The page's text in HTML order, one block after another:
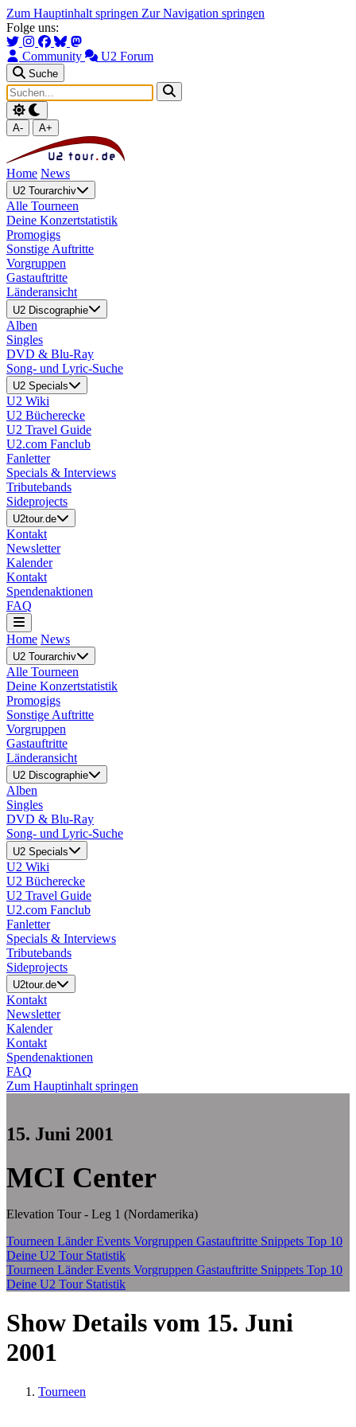
Zum Hauptinhalt springen Zur Navigation springen
Folge uns:
Community U2 Forum
Suche
A- A+
Home News
U2 Tourarchiv
Alle Tourneen
Deine Konzertstatistik
Promogigs
Sonstige Auftritte
Vorgruppen
Gastauftritte
Länderansicht
U2 Discographie
Alben
Singles
DVD & Blu-Ray
Song- und Lyric-Suche
U2 Specials
U2 Wiki
U2 Bücherecke
U2 Travel Guide
U2.com Fanclub
Fanletter
Specials & Interviews
Tributebands
Sideprojects
U2tour.de
Kontakt
Newsletter
Kalender
Kontakt
Spendenaktionen
FAQ
Home News
U2 Tourarchiv
Alle Tourneen
Deine Konzertstatistik
Promogigs
Sonstige Auftritte
Vorgruppen
Gastauftritte
Länderansicht
U2 Discographie
Alben
Singles
DVD & Blu-Ray
Song- und Lyric-Suche
U2 Specials
U2 Wiki
U2 Bücherecke
U2 Travel Guide
U2.com Fanclub
Fanletter
Specials & Interviews
Tributebands
Sideprojects
U2tour.de
Kontakt
Newsletter
Kalender
Kontakt
Spendenaktionen
FAQ
Zum Hauptinhalt springen
15. Juni 2001
MCI Center
Elevation Tour - Leg 1 (Nordamerika)
Tourneen LänderEvents Vorgruppen Gastauftritte Snippets Top 10
Deine U2 Tour Statistik
Tourneen LänderEvents Vorgruppen Gastauftritte Snippets Top 10
Deine U2 Tour Statistik
Show Details vom 15. Juni
2001
Tourneen